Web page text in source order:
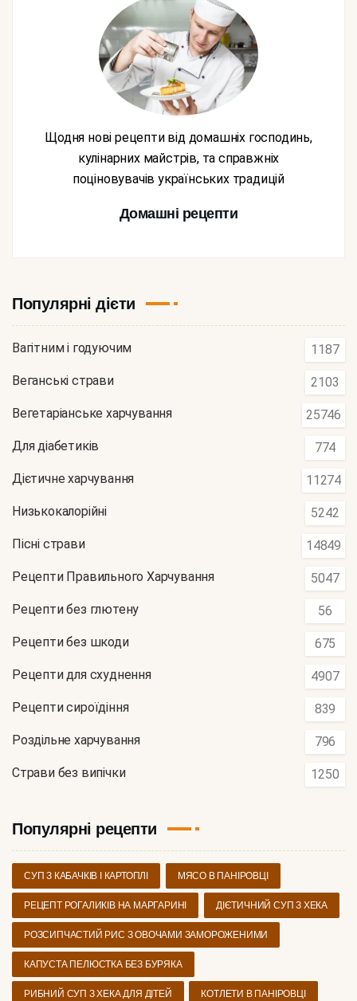
Щодня нові рецепти від домашніх господинь,
кулінарних майстрів, та справжніх
поціновувачів українських традицій
Домашні рецепти
Популярні дієти
Вагітним і годуючим 1187
Веганські страви 2103
Вегетаріанське харчування 25746
Для діабетиків 774
Дієтичне харчування 11274
Низькокалорійні 5242
Пісні страви 14849
Рецепти Правильного Харчування 5047
Рецепти без глютену 56
Рецепти без шкоди 675
Рецепти для схуднення 4907
Рецепти сироїдіння 839
Роздільне харчування 796
Страви без випічки 1250
Популярні рецепти
СУП З КАБАЧКІВ І КАРТОПЛІ МЯСО В ПАНІРОВЦІ
РЕЦЕПТ РОГАЛИКІВ НА МАРГАРИНІ ДІЄТИЧНИЙ СУП З ХЕКА
РОЗСИПЧАСТИЙ РИС З ОВОЧАМИ ЗАМОРОЖЕНИМИ
КАПУСТА ПЕЛЮСТКА БЕЗ БУРЯКА
РИБНИЙ СУП З ХЕКА ДЛЯ ДІТЕЙ КОТЛЕТИ В ПАНІРОВЦІ